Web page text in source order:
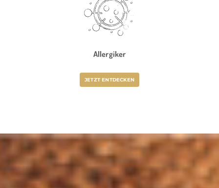
Allergiker
JETZT ENTDECKEN